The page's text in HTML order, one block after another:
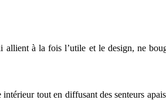
allient à la fois l’utile et le design, ne
tout en diffusant des senteurs